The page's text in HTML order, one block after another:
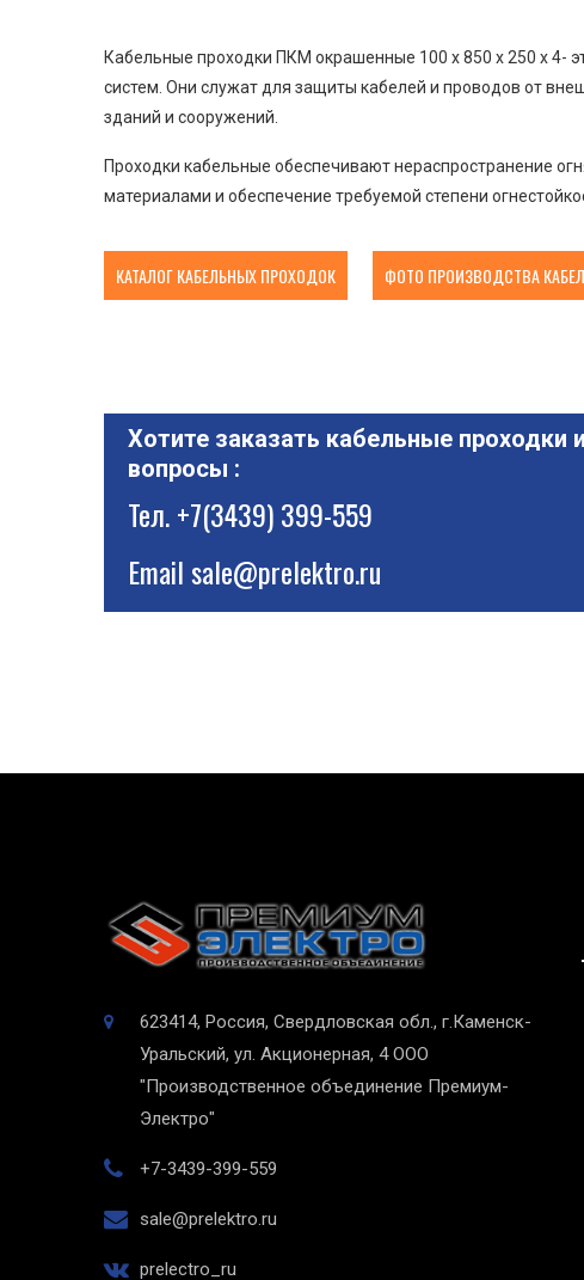
Кабельные проходки ПКМ окрашенные 100 x 850 x 250 x 4-
систем. Они служат для защиты кабелей и проводов от
зданий и сооружений.
Проходки кабельные обеспечивают нераспространение
материалами и обеспечение требуемой степени
КАТАЛОГ КАБЕЛЬНЫХ ПРОХОДОК ФОТО ПРОИЗВОДСТВА
Хотите заказать кабельные
вопросы :
Тел.+7(3439) 399-559
Emailsale@prelektro.ru
623414, Россия, Свердловская обл., г.Каменск-
Уральский, ул. Акционерная, 4 ООО
"Производственное объединение Премиум-
Электро"
+7-3439-399-559
sale@prelektro.ru
prelectro_ru